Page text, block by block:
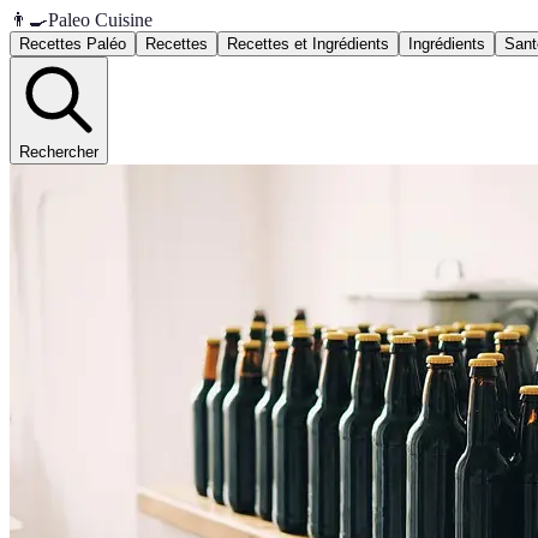
👨‍🍳Paleo Cuisine
Recettes Paléo Recettes Recettes et Ingrédients Ingrédients
Rechercher